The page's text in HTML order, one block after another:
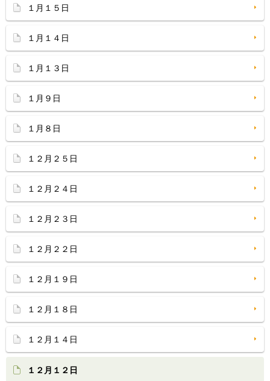
１月１５日
１月１４日
１月１３日
１月９日
１月８日
１２月２５日
１２月２４日
１２月２３日
１２月２２日
１２月１９日
１２月１８日
１２月１４日
１２月１２日